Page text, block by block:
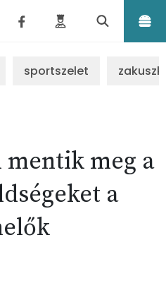
sportszelet
mentik meg a
a